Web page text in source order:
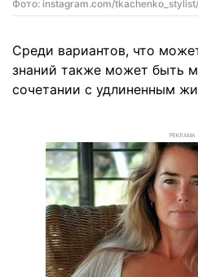
Фото: instagram.com/tkachenko_stylist/
Среди вариантов, что
знаний также может быть
сочетании с удлиненным
РЕКЛАМА